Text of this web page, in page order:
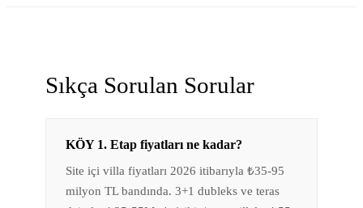
Sıkça Sorulan Sorular
KÖY 1. Etap fiyatları ne kadar?
Site içi villa fiyatları 2026 itibarıyla ₺35-95
milyon TL bandında. 3+1 dubleks ve teras